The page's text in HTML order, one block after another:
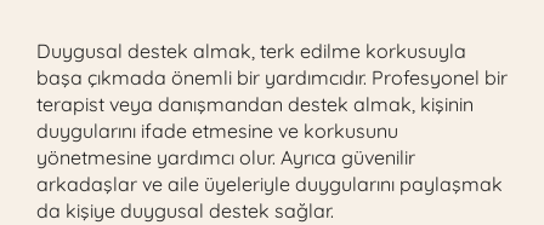
Duygusal destek almak, terk edilme korkusuyla
başa çıkmada önemli bir yardımcıdır. Profesyonel bir
terapist veya danışmandan destek almak, kişinin
duygularını ifade etmesine ve korkusunu
yönetmesine yardımcı olur. Ayrıca güvenilir
arkadaşlar ve aile üyeleriyle duygularını paylaşmak
da kişiye duygusal destek sağlar.